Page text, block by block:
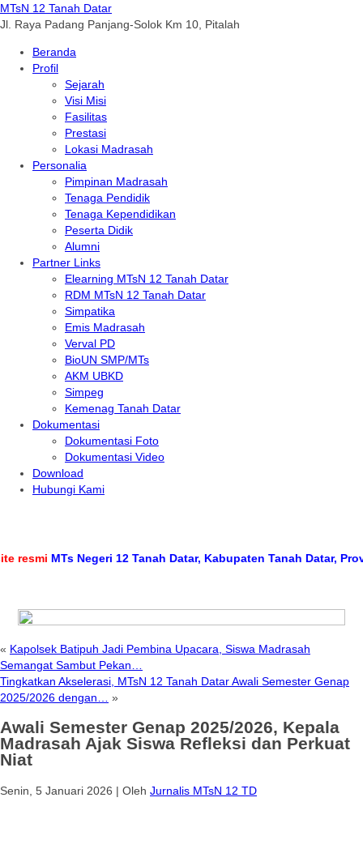
MTsN 12 Tanah Datar
Jl. Raya Padang Panjang-Solok Km 10, Pitalah
Beranda
Profil
Sejarah
Visi Misi
Fasilitas
Prestasi
Lokasi Madrasah
Personalia
Pimpinan Madrasah
Tenaga Pendidik
Tenaga Kependidikan
Peserta Didik
Alumni
Partner Links
Elearning MTsN 12 Tanah Datar
RDM MTsN 12 Tanah Datar
Simpatika
Emis Madrasah
Verval PD
BioUN SMP/MTs
AKM UBKD
Simpeg
Kemenag Tanah Datar
Dokumentasi
Dokumentasi Foto
Dokumentasi Video
Download
Hubungi Kami
MTs Negeri 12 Tanah Datar, Kabupaten Tanah Datar, Provinsi
« Kapolsek Batipuh Jadi Pembina Upacara, Siswa Madrasah
Semangat Sambut Pekan…
Tingkatkan Akselerasi, MTsN 12 Tanah Datar Awali Semester Genap
2025/2026 dengan…
»
Awali Semester Genap 2025/2026, Kepala
Madrasah Ajak Siswa Refleksi dan Perkuat
Niat
Senin, 5 Januari 2026 | Oleh Jurnalis MTsN 12 TD